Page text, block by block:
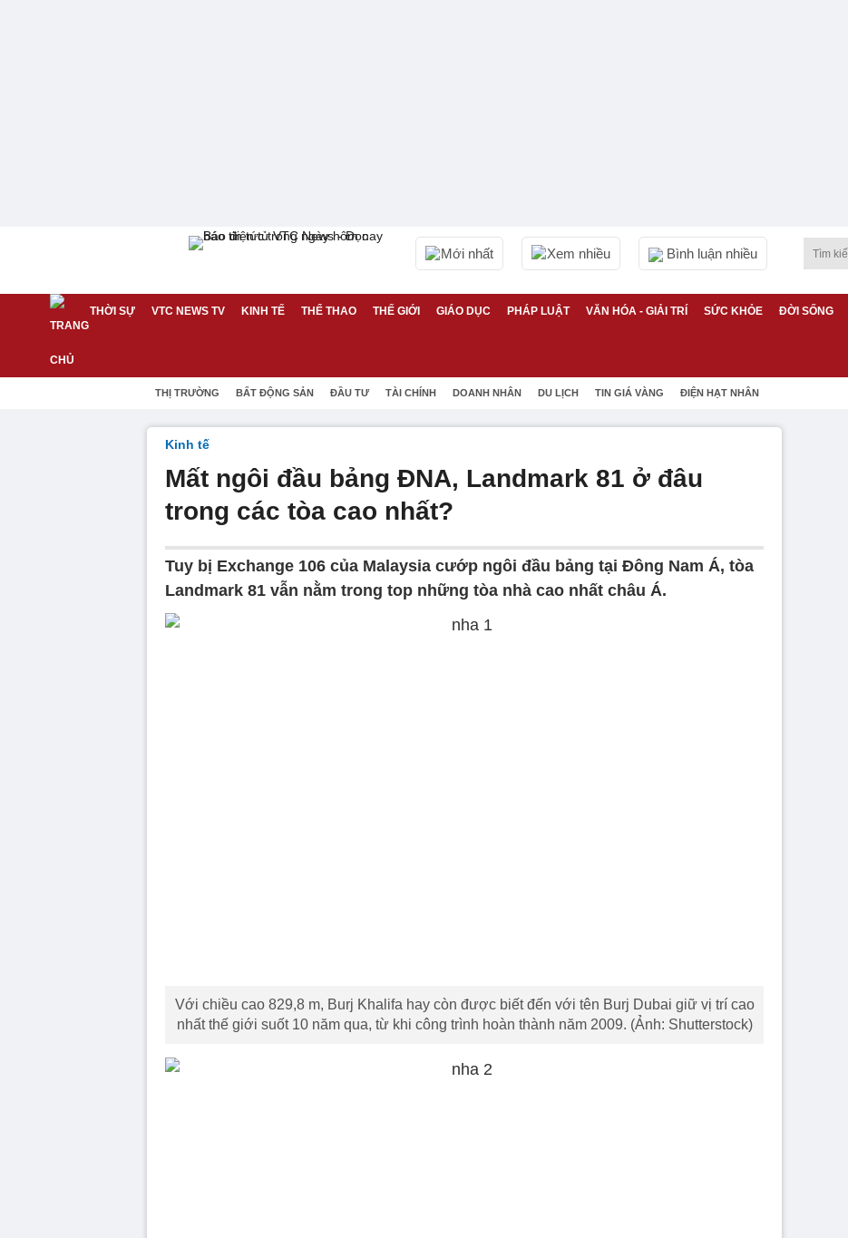
Mới nhất Xem nhiều Bình luận nhiều
THỜI SỰ VTC NEWS TV KINH TẾ THỂ THAO THẾ GIỚI GIÁO DỤC PHÁP LUẬT VĂN HÓA - GIẢI TRÍ SỨC KHỎE ĐỜI SỐNG
THỊ TRƯỜNG BẤT ĐỘNG SẢN ĐẦU TƯ TÀI CHÍNH DOANH NHÂN DU LỊCH TIN GIÁ VÀNG ĐIỆN HẠT NHÂN
Kinh tế
Mất ngôi đầu bảng ĐNA, Landmark 81 ở đâu
trong các tòa cao nhất?
Tuy bị Exchange 106 của Malaysia cướp ngôi đầu bảng tại Đông Nam Á, tòa
Landmark 81 vẫn nằm trong top những tòa nhà cao nhất châu Á.
Với chiều cao 829,8 m, Burj Khalifa hay còn được biết đến với tên Burj Dubai giữ vị trí cao
nhất thế giới suốt 10 năm qua, từ khi công trình hoàn thành năm 2009. (Ảnh: Shutterstock)